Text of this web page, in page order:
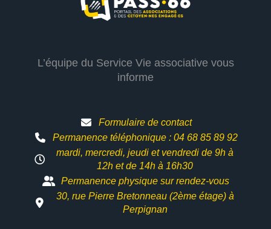
L’équipe du Service Vie associative vous
informe
Formulaire de contact
Permanence téléphonique : 04 68 85 89 92
mardi, mercredi, jeudi et vendredi de 9h à
12h etde 14h à 16h30
Permanence physique sur rendez-vous
30, rue Pierre Bretonneau (2ème étage) à
Perpignan